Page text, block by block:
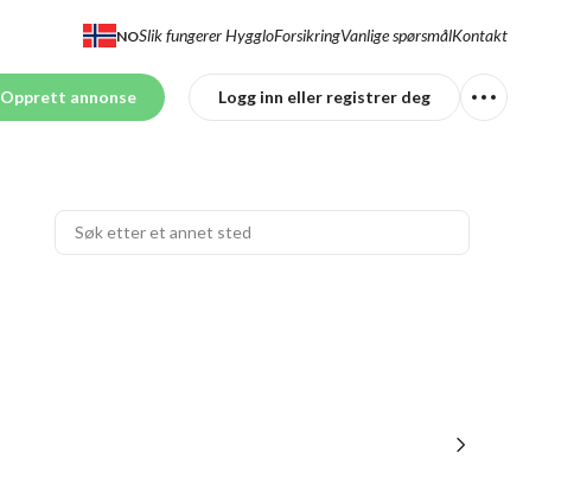
NOSlik fungerer HyggloForsikringVanlige spørsmålKontakt
Opprett annonse Logg inn eller registrer deg